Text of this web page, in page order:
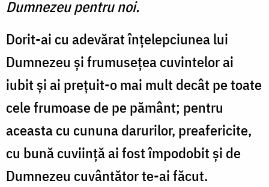
Dumnezeu pentru noi.
Dorit-ai cu adevărat înţelep­ciunea lui
Dumnezeu şi frumuseţea cuvintelor ai
iubit şi ai preţuit-o mai mult decât pe toate
cele frumoase de pe pământ; pentru
aceasta cu cununa darurilor, preafericite,
cu bună cuviinţă ai fost împodobit şi de
Dumnezeu cuvântător te-ai făcut.